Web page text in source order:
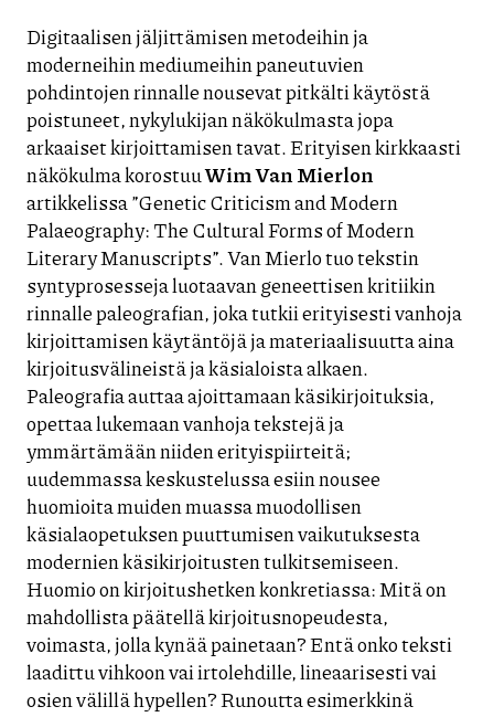
Digitaalisen jäljittämisen metodeihin ja
moderneihin mediumeihin paneutuvien
pohdintojen rinnalle nousevat pitkälti käytöstä
poistuneet, nykylukijan näkökulmasta jopa
arkaaiset kirjoittamisen tavat. Erityisen kirkkaasti
näkökulma korostuuWim Van Mierlon
artikkelissa ”Genetic Criticism and Modern
Palaeography: The Cultural Forms of Modern
Literary Manuscripts”. Van Mierlo tuo tekstin
syntyprosesseja luotaavan geneettisen kritiikin
rinnalle paleografian, joka tutkii erityisesti vanhoja
kirjoittamisen käytäntöjä ja materiaalisuutta aina
kirjoitusvälineistä ja käsialoista alkaen.
Paleografia auttaa ajoittamaan käsikirjoituksia,
opettaa lukemaan vanhoja tekstejä ja
ymmärtämään niiden erityispiirteitä;
uudemmassa keskustelussa esiin nousee
huomioita muiden muassa muodollisen
käsialaopetuksen puuttumisen vaikutuksesta
modernien käsikirjoitusten tulkitsemiseen.
Huomio on kirjoitushetken konkretiassa: Mitä on
mahdollista päätellä kirjoitusnopeudesta,
voimasta, jolla kynää painetaan? Entä onko teksti
laadittu vihkoon vai irtolehdille, lineaarisesti vai
osien välillä hypellen? Runoutta esimerkkinä